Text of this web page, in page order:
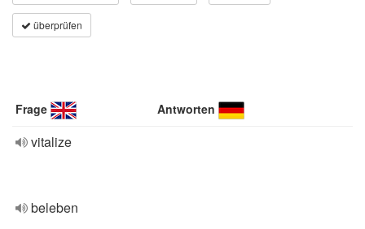
überprüfen
Frage Antworten
vitalize
beleben